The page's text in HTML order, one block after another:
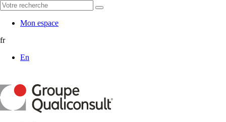
Mon espace
fr
En